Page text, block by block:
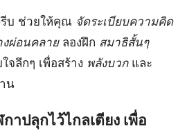
รีบ ช่วยให้คุณ จัดระเบียบความคิด
ผ่อนคลายลองฝึก สมาธิสั้นๆ
จลึกๆ เพื่อสร้าง พลังบวกและ
น
าปลุกไว้ไกลเตียง เพื่อ